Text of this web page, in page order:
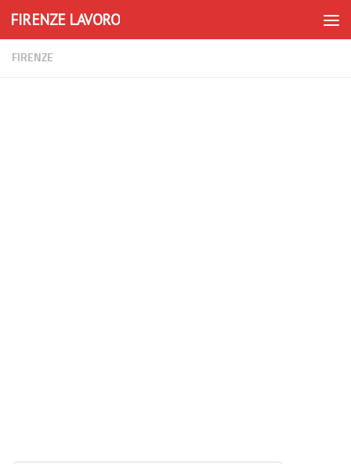
Skip to content
FIRENZE LAVORO
FIRENZE